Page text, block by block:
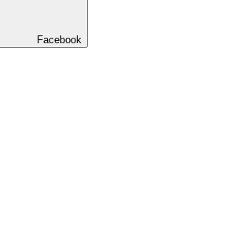
Facebook